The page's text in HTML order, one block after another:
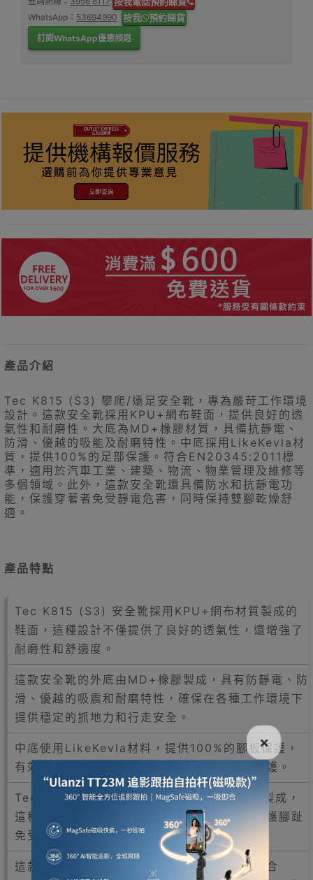
WhatsApp： 53694990 按我 預約睇貨
訂閱WhatsApp優惠頻道
產品介紹
Tec K815 (S3) 攀爬/遠足安全靴，專為嚴苛工作環境
設計。這款安全靴採用KPU+網布鞋面，提供良好的透
氣性和耐磨性。大底為MD+橡膠材質，具備抗靜電、
防滑、優越的吸能及耐磨特性。中底採用LikeKevla材
質，提供100%的足部保護。符合EN20345:2011標
準，適用於汽車工業、建築、物流、物業管理及維修等
多個領域。此外，這款安全靴還具備防水和抗靜電功
能，保護穿著者免受靜電危害，同時保持雙腳乾燥舒
適。
產品特點
Tec K815 (S3) 安全靴採用KPU+網布材質製成的
鞋面，這種設計不僅提供了良好的透氣性，還增強了
耐磨性和舒適度。
這款安全靴的外底由MD+橡膠製成，具有防靜電、防
滑、優越的吸震和耐磨特性，確保在各種工作環境下
提供穩定的抓地力和行走安全。
中底使用LikeKevla材料，提供100%的腳板保護，
有效防止尖銳物體穿刺，增強了足部的安全防護。
Tec K815 (S3) 安全靴的鞋頭採用複合材料製成，
這種材料輕巧且堅固，同時符合安全標準，保護腳趾
免受重物撞擊的傷害。
這款安全靴不僅防水，還具有抗靜電功能，符合
×